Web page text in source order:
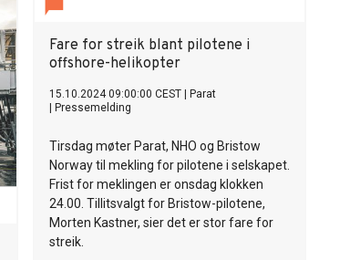
Fare for streik blant pilotene i
offshore-helikopter
15.10.2024 09:00:00 CEST
Parat
Pressemelding
Tirsdag møter Parat, NHO og Bristow
Norway til mekling for pilotene i selskapet.
Frist for meklingen er onsdag klokken
24.00. Tillitsvalgt for Bristow-pilotene,
Morten Kastner, sier det er stor fare for
streik.